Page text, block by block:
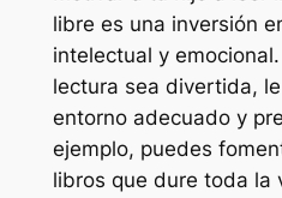
libre es una inversión
intelectual y
lectura sea divertida,
entorno adecuado y
ejemplo, puedes
libros que dure toda la